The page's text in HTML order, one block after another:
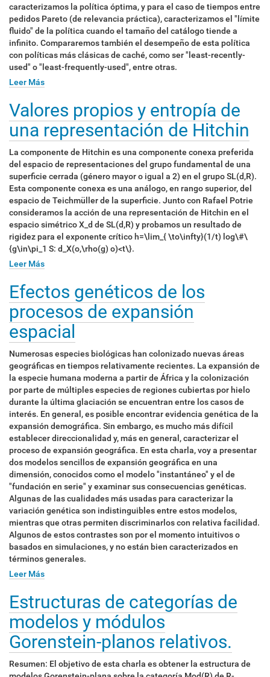
caracterizamos la política óptima, y para el caso de tiempos entre
pedidos Pareto (de relevancia práctica), caracterizamos el "límite
fluido" de la política cuando el tamaño del catálogo tiende a
infinito. Compararemos también el desempeño de esta política
con políticas más clásicas de caché, como ser "least-recently-
used" o "least-frequently-used", entre otras.
Leer Más
Valores propios y entropía de
una representación de Hitchin
La componente de Hitchin es una componente conexa preferida
del espacio de representaciones del grupo fundamental de una
superficie cerrada (género mayor o igual a 2) en el grupo SL(d,R).
Esta componente conexa es una análogo, en rango superior, del
espacio de Teichmüller de la superficie. Junto con Rafael Potrie
consideramos la acción de una representación de Hitchin en el
espacio simétrico X_d de SL(d,R) y probamos un resultado de
rigidez para el exponente crítico h=\lim_{ \to\infty}(1/t) log\#\
{g\in\pi_1 S: d_X(o,\rho(g) o)<t\}.
Leer Más
Efectos genéticos de los
procesos de expansión
espacial
Numerosas especies biológicas han colonizado nuevas áreas
geográficas en tiempos relativamente recientes. La expansión de
la especie humana moderna a partir de África y la colonización
por parte de múltiples especies de regiones cubiertas por hielo
durante la última glaciación se encuentran entre los casos de
interés. En general, es posible encontrar evidencia genética de la
expansión demográfica. Sin embargo, es mucho más difícil
establecer direccionalidad y, más en general, caracterizar el
proceso de expansión geográfica. En esta charla, voy a presentar
dos modelos sencillos de expansión geográfica en una
dimensión, conocidos como el modelo "instantáneo" y el de
"fundación en serie" y examinar sus consecuencias genéticas.
Algunas de las cualidades más usadas para caracterizar la
variación genética son indistinguibles entre estos modelos,
mientras que otras permiten discriminarlos con relativa facilidad.
Algunos de estos contrastes son por el momento intuitivos o
basados en simulaciones, y no están bien caracterizados en
términos generales.
Leer Más
Estructuras de categorías de
modelos y módulos
Gorenstein-planos relativos.
Resumen: El objetivo de esta charla es obtener la estructura de